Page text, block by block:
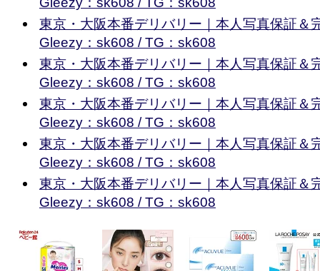
東京・大阪本番デリバリー｜本人写真保証＆
Gleezy：sk608 / TG：sk608
東京・大阪本番デリバリー｜本人写真保証＆
Gleezy：sk608 / TG：sk608
東京・大阪本番デリバリー｜本人写真保証＆
Gleezy：sk608 / TG：sk608
東京・大阪本番デリバリー｜本人写真保証＆
Gleezy：sk608 / TG：sk608
東京・大阪本番デリバリー｜本人写真保証＆
Gleezy：sk608 / TG：sk608